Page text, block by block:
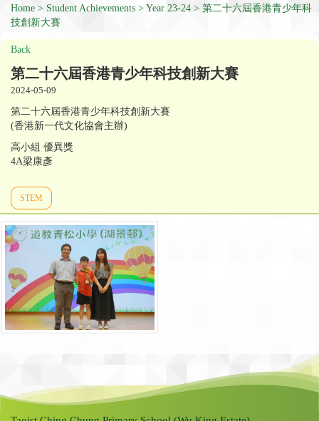
Home Student Achievements Year 23-24
第二十六屆香港青少年科
技創新大賽
Back
第二十六屆香港青少年科技創新大賽
2024-05-09
第二十六屆香港青少年科技創新大賽
(香港新一代文化協會主辦)
高小組 優異獎
4A梁康彥
STEM